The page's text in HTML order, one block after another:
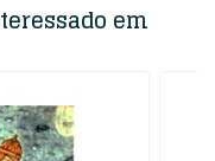
em